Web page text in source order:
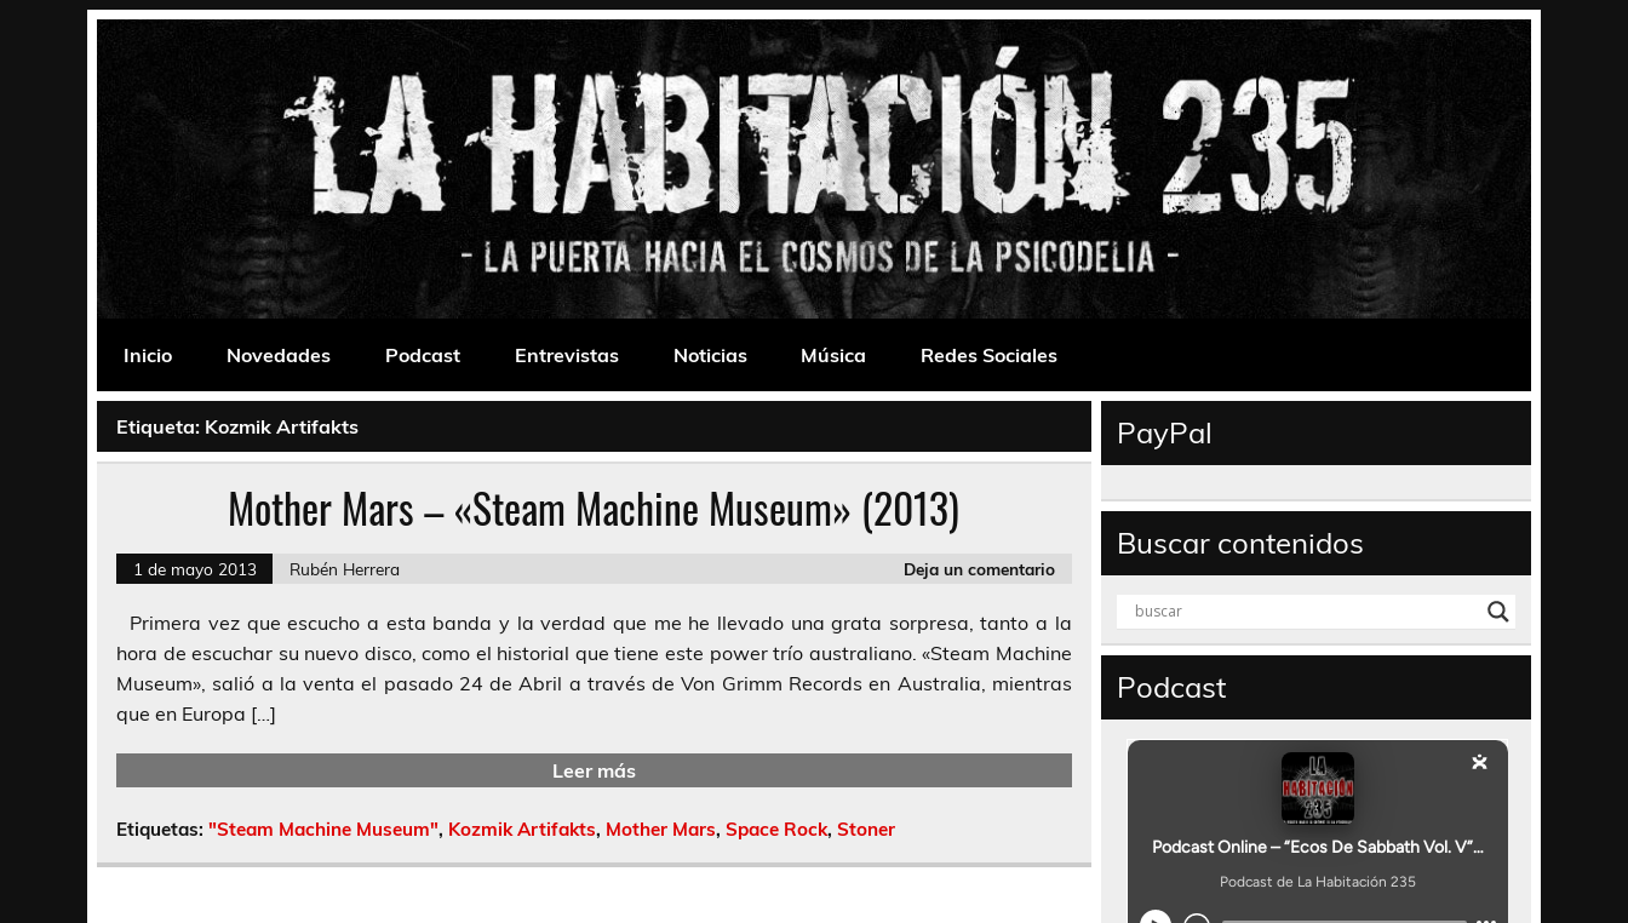
La Habitación 235
Inicio
Novedades Podcast Entrevistas Noticias Música Redes Sociales
Etiqueta: Kozmik Artifakts
Mother Mars – «Steam Machine Museum» (2013)
1 de mayo 2013 Rubén Herrera Deja un comentario
Primera vez que escucho a esta banda y la verdad que me he llevado una grata sorpresa, tanto a la
hora de escuchar su nuevo disco, como el historial que tiene este power trío australiano. «Steam Machine
Museum», salió a la venta el pasado 24 de Abril a través de Von Grimm Records en Australia, mientras
que en Europa […]
Leer más
Etiquetas: "Steam Machine Museum", Kozmik Artifakts, Mother Mars, Space Rock, Stoner
PayPal
Buscar contenidos
Podcast